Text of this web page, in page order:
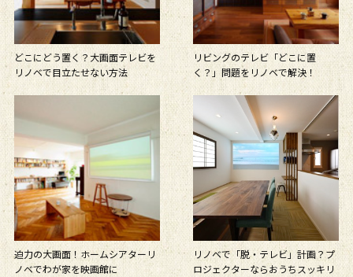
どこにどう置く？大画面テレビを
リノベで目立たせない方法
リビングのテレビ「どこに置
く？」問題をリノベで解決！
迫力の大画面！ホームシアターリ
ノベでわが家を映画館に
リノベで「脱・テレビ」計画？プ
ロジェクターならおうちスッキリ